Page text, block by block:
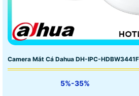
Camera Mắt Cá Dahua DH-IPC-
5%-35%